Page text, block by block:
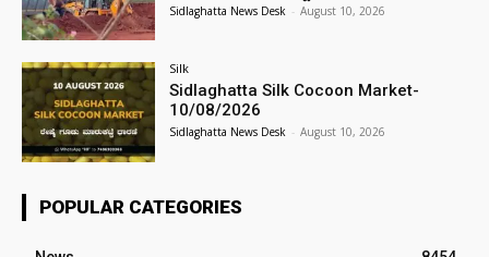
Sidlaghatta News Desk - August 10, 2026
Silk
Sidlaghatta Silk Cocoon Market-
10/08/2026
Sidlaghatta News Desk - August 10, 2026
POPULAR CATEGORIES